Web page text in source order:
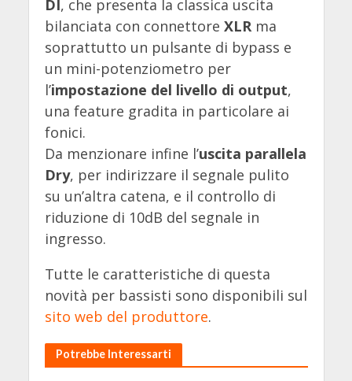
DI , che presenta la classica uscita
bilanciata con connettore XLRma
soprattutto un pulsante di bypass e
un mini-potenziometro per
l’impostazione del livello di output,
una feature gradita in particolare ai
fonici.
Da menzionare infine l’uscita parallela
Dry, per indirizzare il segnale pulito
su un’altra catena, e il controllo di
riduzione di 10dB del segnale in
ingresso.
Tutte le caratteristiche di questa
novità per bassisti sono disponibili sul
sito web del produttore.
Potrebbe Interessarti